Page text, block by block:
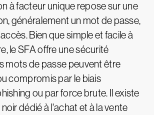
à facteur unique repose sur une
généralement un mot de passe,
Bien que simple et facile à
le SFA offre une sécurité
mots de passe peuvent être
compromis par le biais
ou par force brute. Il existe
dédié à l'achat et à la vente